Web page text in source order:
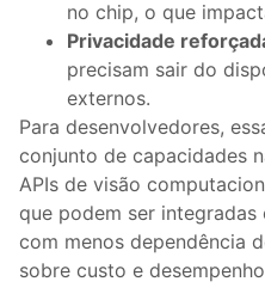
no chip, o que
Privacidade
precisam sair do
externos.
Para desenvolvedores,
conjunto de capacidades
APIs de visão
que podem ser integradas
com menos dependência
sobre custo e